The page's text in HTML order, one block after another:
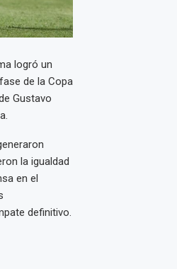
logró un
de la Copa
Gustavo
la igualdad
en el
definitivo.